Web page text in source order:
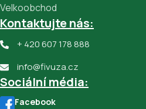
Velkoobchod
Kontaktujte nás:
+ 420 607 178 888
info@fivuza.cz
Sociální média:
Facebook